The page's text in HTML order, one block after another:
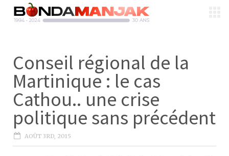
Conseil régional de la
Martinique : le cas
Cathou.. une crise
politique sans précédent
AOÛT 3RD, 2015